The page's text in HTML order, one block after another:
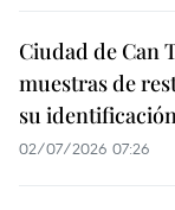
Ciudad de Can
muestras de
su
02/07/2026 07:26